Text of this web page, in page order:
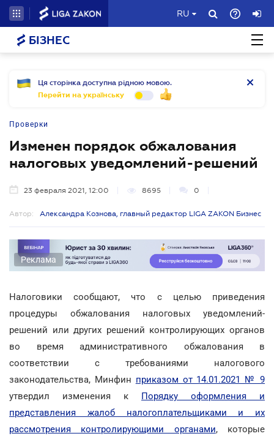
RU
БІЗНЕС
Ця сторінка доступна рідною мовою.
Перейти на українську
Проверки
Изменен порядок обжалования
налоговых уведомлений-решений
23 февраля 2021, 12:00 8695 0
Автор: Александра Кознова, главный редактор LIGA ZAKON Бизнес
Реклама
Налоговики сообщают, что с целью приведения
процедуры обжалования налоговых уведомлений-
решений или других решений контролирующих органов
во время административного обжалования в
соответствии с требованиями налогового
законодательства, Минфин приказом от 14.01.2021 № 9
утвердил изменения к Порядку оформления и
представления жалоб налогоплательщиками и их
рассмотрения контролирующими органами, которые